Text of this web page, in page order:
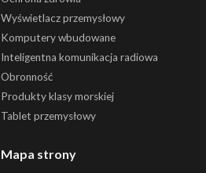
Wyświetlacz przemysłowy
Komputery wbudowane
Inteligentna komunikacja radiowa
Obronność
Produkty klasy morskiej
Tablet przemysłowy
Mapa strony